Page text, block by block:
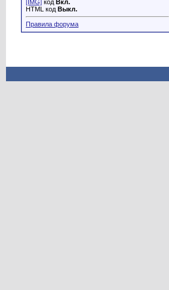
[IMG] код Вкл.
HTML код Выкл.
Правила форума